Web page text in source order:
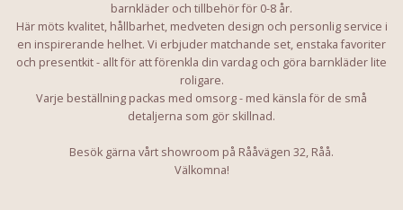
barnkläder och tillbehör för 0-8 år.
Här möts kvalitet, hållbarhet, medveten design och personlig service i
en inspirerande helhet. Vi erbjuder matchande set, enstaka favoriter
och presentkit - allt för att förenkla din vardag och göra barnkläder lite
roligare.
Varje beställning packas med omsorg - med känsla för de små
detaljerna som gör skillnad.
Besök gärna vårt showroom på Rååvägen 32, Råå.
Välkomna!